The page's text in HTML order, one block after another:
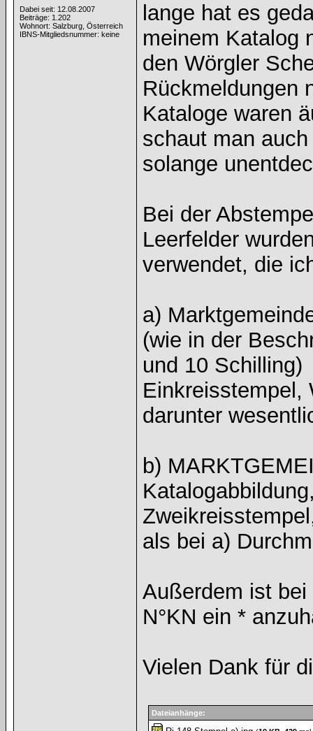
Dabei seit: 12.08.2007
Beiträge: 1.202
Wohnort: Salzburg, Österreich
IBNS-Mitgliedsnummer: keine
lange hat es
meinem Katalog
den Wörgler
Rückmeldungen
Kataloge waren
schaut man
solange
Bei der
Leerfelder
verwendet, die
a)
(wie in der
und 10 Schilling)
Einkreisstempel,
darunter
b)
als bei a)
Außerdem ist
N°KN ein *
Vielen Dank für
Dateianhänge: